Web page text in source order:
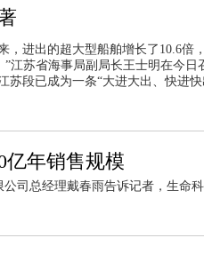
，进出的超大型船舶增长了10.6倍
江苏省海事局副局长王士明在今日
苏段已成为一条“大进大出、快进
亿年销售规模
司总经理戴春雨告诉记者，生命